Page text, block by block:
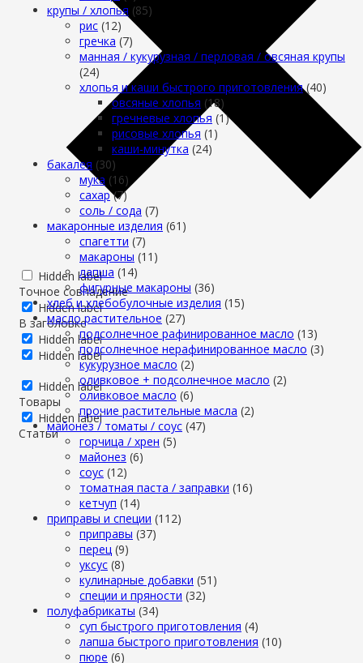
Hidden label
Точное совпадение
Hidden label
В заголовке
Hidden label
Hidden label
Hidden label
Товары
Hidden label
Статьи
крупы / хлопья (85)
рис (12)
гречка (7)
манная / кукурузная / перловая / овсяная крупы
(24)
хлопья и каши быстрого приготовления (40)
овсяные хлопья (18)
гречневые хлопья (1)
рисовые хлопья (1)
каши-минутка (24)
бакалея (30)
мука (16)
сахар (7)
cоль / cода (7)
макаронные изделия (61)
cпагетти (7)
макароны (11)
лапша (14)
фигурные макароны (36)
хлеб и хлебобулочные изделия (15)
масло растительное (27)
подсолнечное рафинированное масло (13)
подсолнечное нерафинированное масло (3)
кукурузное масло (2)
оливковое + подсолнечное масло (2)
оливковое масло (6)
прочие растительные масла (2)
майонез / томаты / соус (47)
горчица / хрен (5)
майонез (6)
соус (12)
томатная паста / заправки (16)
кетчуп (14)
приправы и специи (112)
приправы (37)
перец (9)
уксус (8)
кулинарные добавки (51)
специи и пряности (32)
полуфабрикаты (34)
суп быстрого приготовления (4)
лапша быстрого приготовления (10)
пюре (6)